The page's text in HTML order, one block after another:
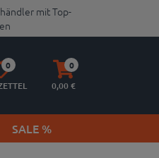
mit Top-
0
Warenkorb
aufklappen
0
0,00 €
SALE %